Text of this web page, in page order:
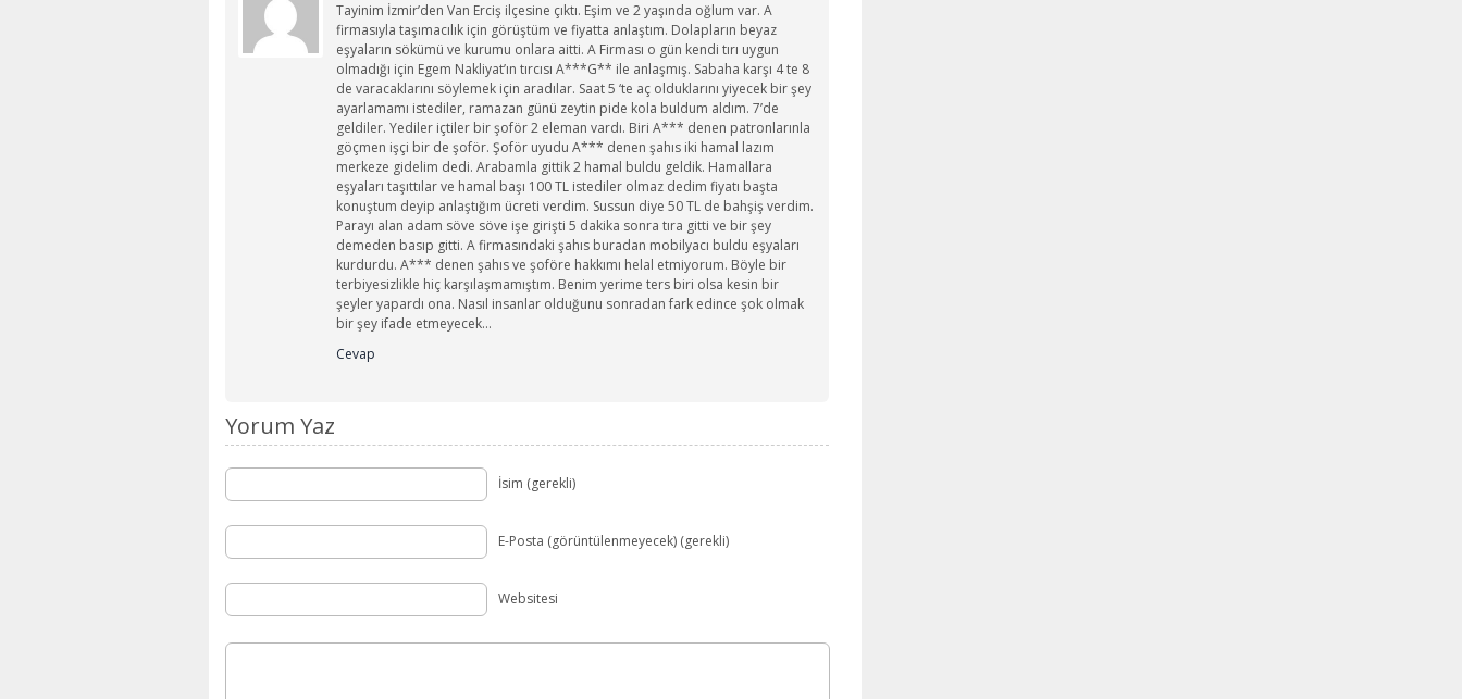
Tayinim İzmir’den Van Erciş ilçesine çıktı. Eşim ve 2 yaşında oğlum var. A
firmasıyla taşımacılık için görüştüm ve fiyatta anlaştım. Dolapların beyaz
eşyaların sökümü ve kurumu onlara aitti. A Firması o gün kendi tırı uygun
olmadığı için Egem Nakliyat’ın tırcısı A***G** ile anlaşmış. Sabaha karşı 4 te 8
de varacaklarını söylemek için aradılar. Saat 5 ‘te aç olduklarını yiyecek bir şey
ayarlamamı istediler, ramazan günü zeytin pide kola buldum aldım. 7’de
geldiler. Yediler içtiler bir şoför 2 eleman vardı. Biri A*** denen patronlarınla
göçmen işçi bir de şoför. Şoför uyudu A*** denen şahıs iki hamal lazım
merkeze gidelim dedi. Arabamla gittik 2 hamal buldu geldik. Hamallara
eşyaları taşıttılar ve hamal başı 100 TL istediler olmaz dedim fiyatı başta
konuştum deyip anlaştığım ücreti verdim. Sussun diye 50 TL de bahşiş verdim.
Parayı alan adam söve söve işe girişti 5 dakika sonra tıra gitti ve bir şey
demeden basıp gitti. A firmasındaki şahıs buradan mobilyacı buldu eşyaları
kurdurdu. A*** denen şahıs ve şoföre hakkımı helal etmiyorum. Böyle bir
terbiyesizlikle hiç karşılaşmamıştım. Benim yerime ters biri olsa kesin bir
şeyler yapardı ona. Nasıl insanlar olduğunu sonradan fark edince şok olmak
bir şey ifade etmeyecek…
Cevap
Yorum Yaz
İsim (gerekli)
E-Posta (görüntülenmeyecek) (gerekli)
Websitesi